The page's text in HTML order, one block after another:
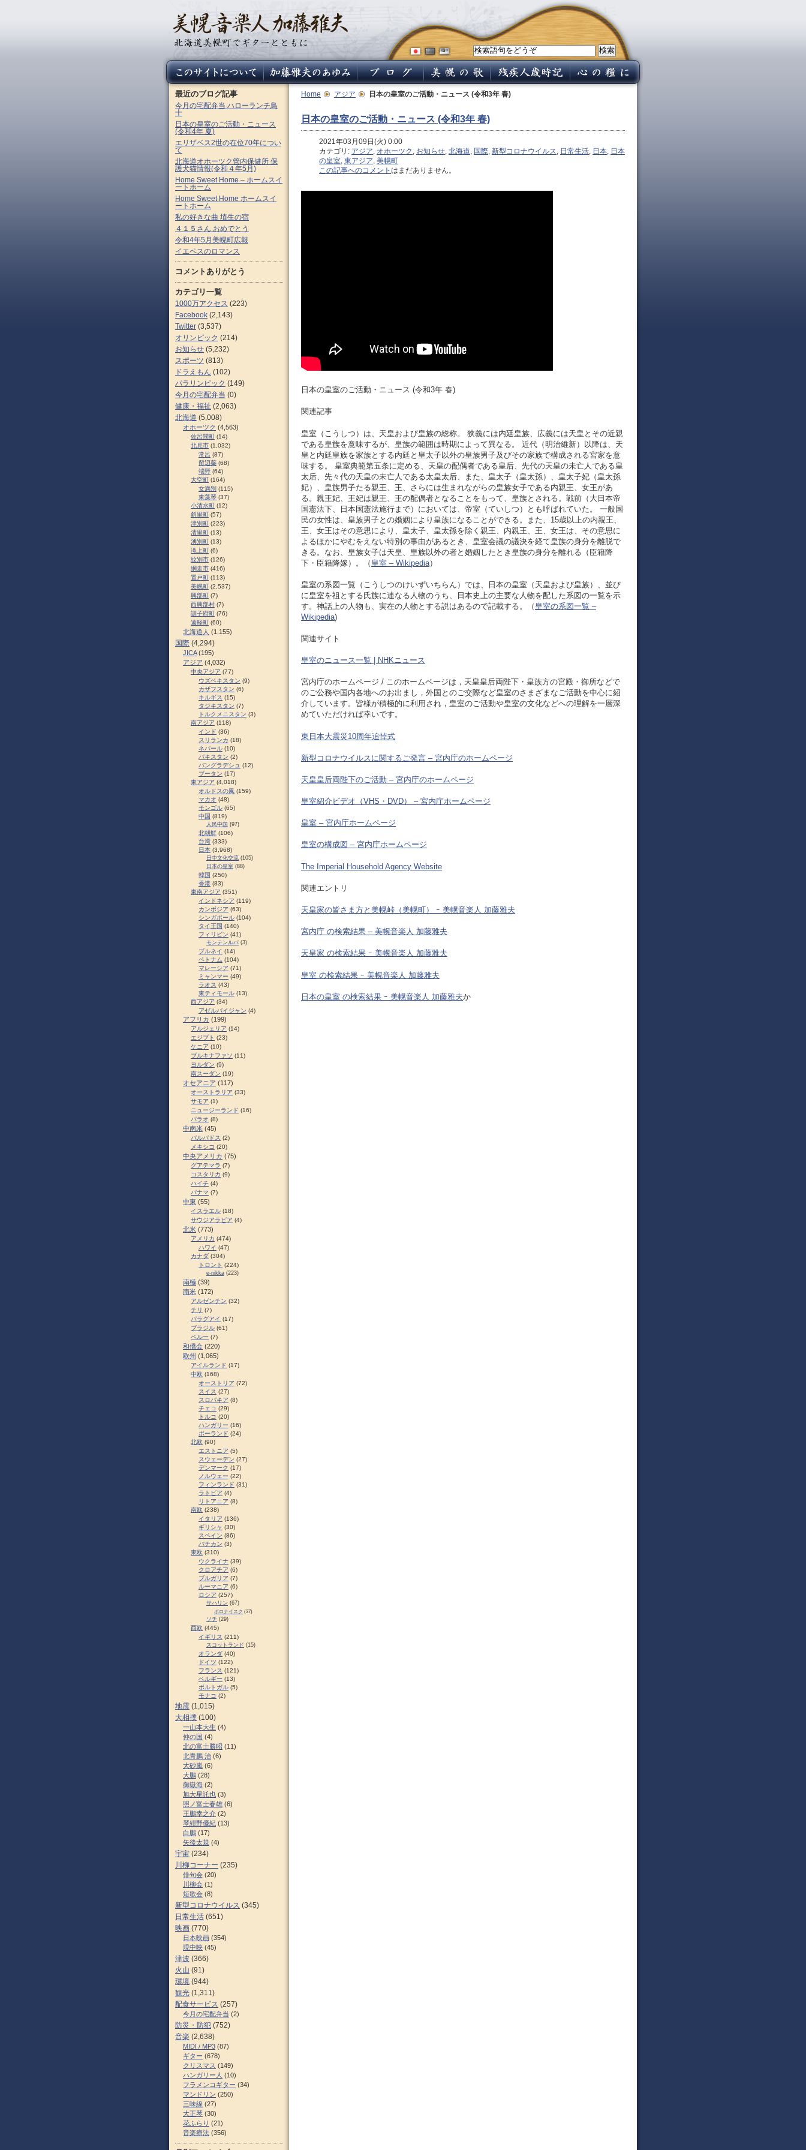
Home アジア 日本の皇室のご活動・ニュース (令和3年 春)
日本の皇室のご活動・ニュース (令和3年 春)
2021年03月09日(火) 0:00
カテゴリ: アジア, オホーツク , お知らせ, 北海道, 国際, 新型コロナウイルス, 日常生活, 日本, 日本
の皇室, 東アジア, 美幌町
この記事へのコメント はまだありません。
日本の皇室のご活動・ニュース (令和3年 春)
関連記事
皇室（こうしつ）は、天皇および皇族の総称。 狭義には内廷皇族、広義には天皇とその近親
である皇族を意味するが、皇族の範囲は時期によって異なる。 近代（明治維新）以降は、天
皇と内廷皇族を家族とする内廷と皇太子以外の皇族男子及びその家族で構成される宮家を意
味する。 皇室典範第五条に定める、天皇の配偶者である皇后、先代の天皇の未亡人である皇
太后、先々代の天皇の未亡人である太皇太后、また、皇太子（皇太孫）、皇太子妃（皇太孫
妃）、皇族男子たる親王、王、さらには生まれながらの皇族女子である内親王、女王があ
る。親王妃、王妃は親王、王の配偶者となることをもって、皇族とされる。戦前（大日本帝
国憲法下、日本国憲法施行まで）においては、帝室（ていしつ）とも呼ばれていた。 一般国
民の女性は、皇族男子との婚姻により皇族になることができる。また、15歳以上の内親王、
王、女王はその意思により、皇太子、皇太孫を除く親王、内親王、王、女王は、その意思に
よるほかにやむをえない特別の事由があるとき、皇室会議の議決を経て皇族の身分を離脱で
きる。なお、皇族女子は天皇、皇族以外の者と婚姻したとき皇族の身分を離れる（臣籍降
下・臣籍降嫁）。（ 皇室 – Wikipedia）
皇室の系図一覧（こうしつのけいずいちらん）では、日本の皇室（天皇および皇族）、並び
に皇室を祖とする氏族に連なる人物のうち、日本史上の主要な人物を配した系図の一覧を示
す。神話上の人物も、実在の人物とする説はあるので記載する。（ 皇室の系図一覧 –
Wikipedia)
関連サイト
皇室のニュース一覧 | NHKニュース
宮内庁のホームページ / このホームページは，天皇皇后両陛下・皇族方の宮殿・御所などで
のご公務や国内各地へのお出まし，外国とのご交際など皇室のさまざまなご活動を中心に紹
介しています。皆様が積極的に利用され，皇室のご活動や皇室の文化などへの理解を一層深
めていただければ幸いです。
東日本大震災10周年追悼式
新型コロナウイルスに関するご発言 – 宮内庁のホームページ
天皇皇后両陛下のご活動 – 宮内庁のホームページ
皇室紹介ビデオ（VHS・DVD） – 宮内庁ホームページ
皇室 – 宮内庁ホームページ
皇室の構成図 – 宮内庁ホームページ
The Imperial Household Agency Website
関連エントリ
天皇家の皆さま方と美幌峠（美幌町） ｰ 美幌音楽人 加藤雅夫
宮内庁 の検索結果 – 美幌音楽人 加藤雅夫
天皇家 の検索結果 ｰ 美幌音楽人 加藤雅夫
皇室 の検索結果 ｰ 美幌音楽人 加藤雅夫
日本の皇室 の検索結果 ｰ 美幌音楽人 加藤雅夫か
最近のブログ記事
今月の宅配弁当 ハローランチ鳥
十
日本の皇室のご活動・ニュース
(令和4年 夏)
エリザベス2世の在位70年につい
て
北海道オホーツク管内保健所 保
護犬猫情報(令和４年5月)
Home Sweet Home – ホームスイ
ートホーム
Home Sweet Home ホームスイ
ートホーム
私の好きな曲 埴生の宿
４１５さん おめでとう
令和4年5月美幌町広報
イエペスのロマンス
コメントありがとう
カテゴリ一覧
1000万アクセス (223)
Facebook (2,143)
Twitter (3,537)
オリンピック (214)
お知らせ (5,232)
スポーツ (813)
ドラえもん (102)
パラリンピック (149)
今月の宅配弁当 (0)
健康・福祉 (2,063)
北海道 (5,008)
オホーツク (4,563)
佐呂間町 (14)
北見市 (1,032)
常呂 (87)
留辺蘂 (68)
端野 (64)
大空町 (164)
女満別 (115)
東藻琴 (37)
小清水町 (12)
斜里町 (57)
津別町 (223)
清里町 (13)
湧別町 (13)
滝上町 (6)
紋別市 (126)
網走市 (416)
置戸町 (113)
美幌町 (2,537)
興部町 (7)
西興部村 (7)
訓子府町 (76)
遠軽町 (60)
北海道人 (1,155)
国際 (4,294)
JICA(195)
アジア (4,032)
中央アジア (77)
ウズベキスタン (9)
カザフスタン (6)
キルギス (15)
タジキスタン (7)
トルクメニスタン (3)
南アジア (118)
インド (36)
スリランカ (18)
ネパール (10)
パキスタン (2)
バングラデシュ (12)
ブータン (17)
東アジア (4,018)
オルドスの風 (159)
マカオ (48)
モンゴル (65)
中国 (819)
人民中国 (97)
北朝鮮 (106)
台湾 (333)
日本 (3,968)
日中文化交流 (105)
日本の皇室 (88)
韓国 (250)
香港 (83)
東南アジア (351)
インドネシア (119)
カンボジア (63)
シンガポール (104)
タイ王国 (140)
フィリピン (41)
モンテンルパ (3)
ブルネイ (14)
ベトナム (104)
マレーシア (71)
ミャンマー (49)
ラオス (43)
東ティモール (13)
西アジア (34)
アゼルバイジャン (4)
アフリカ (199)
アルジェリア (14)
エジプト (23)
ケニア (10)
ブルキナファソ (11)
ヨルダン (9)
南スーダン (19)
オセアニア (117)
オーストラリア (33)
サモア (1)
ニュージーランド (16)
パラオ (8)
中南米 (45)
バルバドス (2)
メキシコ (20)
中央アメリカ (75)
グアテマラ (7)
コスタリカ (9)
ハイチ (4)
パナマ (7)
中東 (55)
イスラエル (18)
サウジアラビア (4)
北米 (773)
アメリカ (474)
ハワイ (47)
カナダ (304)
トロント (224)
e-nikka (223)
南極 (39)
南米 (172)
アルゼンチン (32)
チリ (7)
パラグアイ (17)
ブラジル (61)
ペルー (7)
和僑会 (220)
欧州 (1,065)
アイルランド (17)
中欧 (168)
オーストリア (72)
スイス (27)
スロパキア (8)
チェコ (29)
トルコ (20)
ハンガリー (16)
ポーランド (24)
北欧 (90)
エストニア (5)
スウェーデン (27)
デンマーク (17)
ノルウェー (22)
フィンランド (31)
ラトビア (4)
リトアニア (8)
南欧 (238)
イタリア (136)
ギリシャ (30)
スペイン (86)
バチカン (3)
東欧 (310)
ウクライナ (39)
クロアチア (6)
ブルガリア (7)
ルーマニア (6)
ロシア (257)
サハリン (67)
ポロナイスク (37)
ソチ (29)
西欧 (445)
イギリス (211)
スコットランド (15)
オランダ (40)
ドイツ (122)
フランス (121)
ベルギー (13)
ポルトガル (5)
モナコ (2)
地震 (1,015)
大相撲 (100)
一山本大生 (4)
仲の国 (4)
北の富士勝昭 (11)
北青鵬 治 (6)
大砂嵐 (6)
大鵬 (28)
御嶽海 (2)
旭大星託也 (3)
照ノ富士春雄 (6)
王鵬幸之介 (2)
琴紺野優紀 (13)
白鵬 (17)
矢後太規 (4)
宇宙 (234)
川柳コーナー (235)
俳句会 (20)
川柳会 (1)
短歌会 (8)
新型コロナウイルス (345)
日常生活 (651)
映画 (770)
日本映画 (354)
現中映 (45)
津波 (366)
火山 (91)
環境 (944)
観光 (1,311)
配食サービス (257)
今月の宅配弁当 (2)
防災・防犯 (752)
音楽 (2,638)
MIDI / MP3 (87)
ギター (678)
クリスマス (149)
ハンガリー人 (10)
フラメンコギター (34)
マンドリン (250)
三味線 (27)
大正琴 (30)
花ふらり (21)
音楽療法 (356)